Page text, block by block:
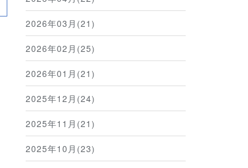
2026年03月(21)
2026年02月(25)
2026年01月(21)
2025年12月(24)
2025年11月(21)
2025年10月(23)